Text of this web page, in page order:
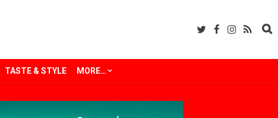
TASTE & STYLE MORE…